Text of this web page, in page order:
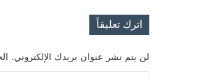
اترك تعليقاً
لن يتم نشر عنوان بريدك الإلكتروني.